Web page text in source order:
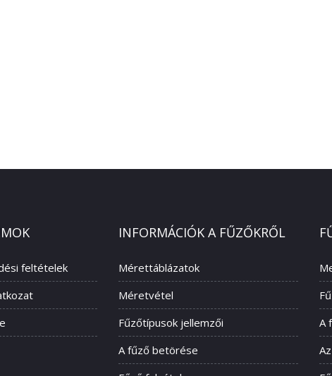
feltételek
INFORMÁCIÓK A FŰZŐKRŐL
Mérettáblázatok
Méretvétel
Fűzőtípusok jellemzői
A fűző betörése
A